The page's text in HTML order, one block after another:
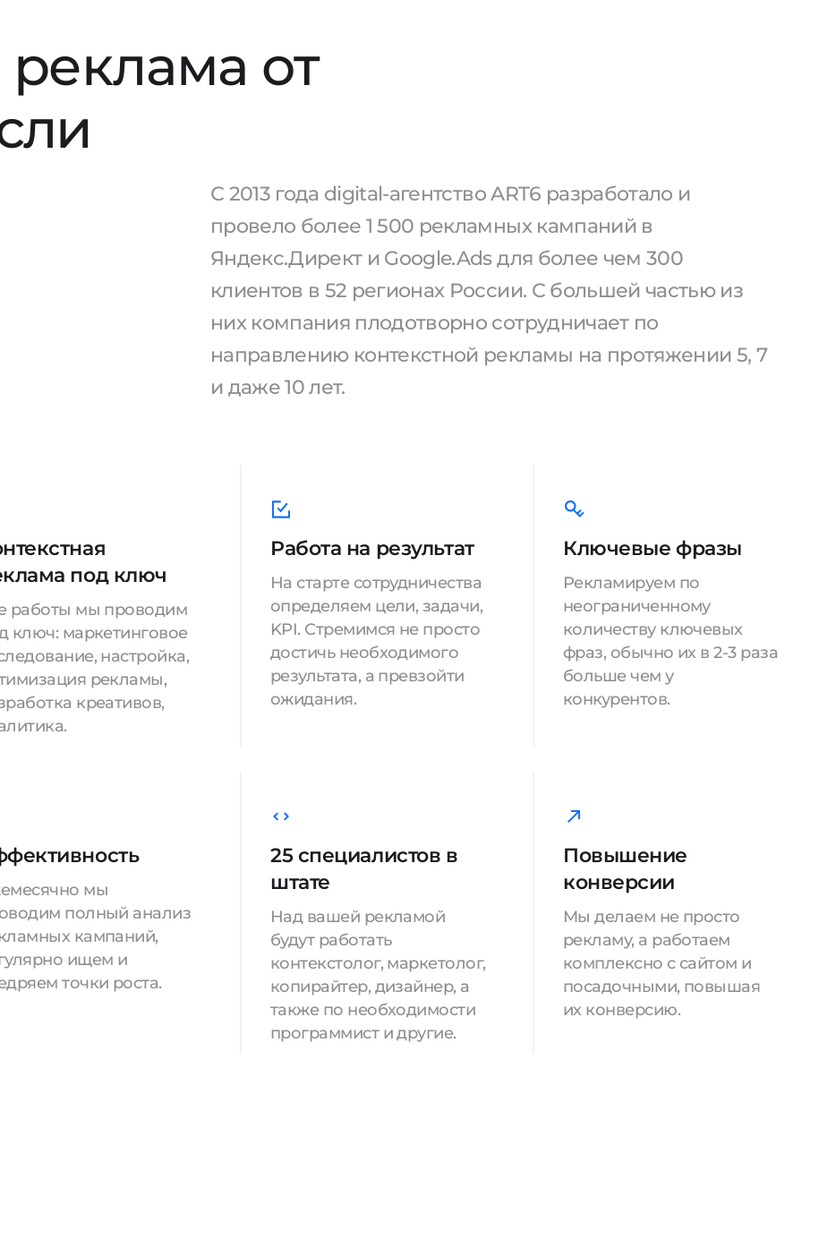
реклама от
С 2013 года digital-агентство ART6 разработало и
провело более 1 500 рекламных кампаний в
Яндекс.Директ и Google.Ads для более чем 300
клиентов в 52 регионах России. С большей частью из
них компания плодотворно сотрудничает по
направлению контекстной рекламы на протяжении 5, 7
и даже 10 лет.
под ключ
работы мы проводим
ключ: маркетинговое
настройка,
рекламы,
креативов,
Работа на результат
На старте сотрудничества
определяем цели, задачи,
KPI. Стремимся не просто
достичь необходимого
результата, а превзойти
ожидания.
Ключевые фразы
Рекламируем по
неограниченному
количеству ключевых
фраз, обычно их в 2-3 раза
больше чем у
конкурентов.
мы
полный анализ
кампаний,
ищем и
точки роста.
25 специалистов в
штате
Над вашей рекламой
будут работать
контекстолог, маркетолог,
копирайтер, дизайнер, а
также по необходимости
программист и другие.
Повышение
конверсии
Мы делаем не просто
рекламу, а работаем
комплексно с сайтом и
посадочными, повышая
их конверсию.